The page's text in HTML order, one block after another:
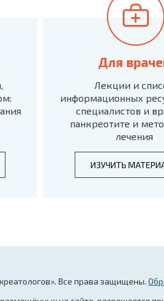
Для
Лекции и
информационных
специалистов и
панкреотите и
лечения
ИЗУЧИТЬ
Все права защищены.